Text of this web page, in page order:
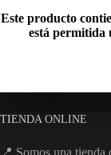
Este producto
está permitida
TIENDA ONLINE
📍 Somos una